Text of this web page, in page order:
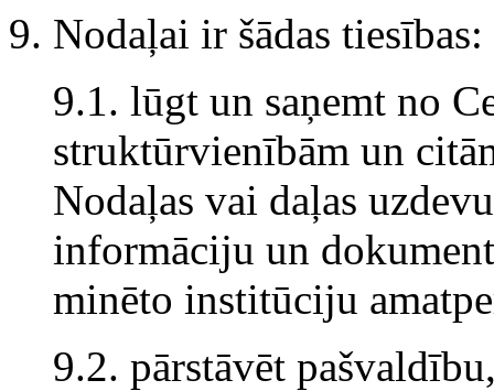
9. Nodaļai ir šādas tiesības:
9.1. lūgt un saņemt no
struktūrvienībām un
Nodaļas vai daļas
informāciju un
minēto institūciju
9.2. pārstāvēt